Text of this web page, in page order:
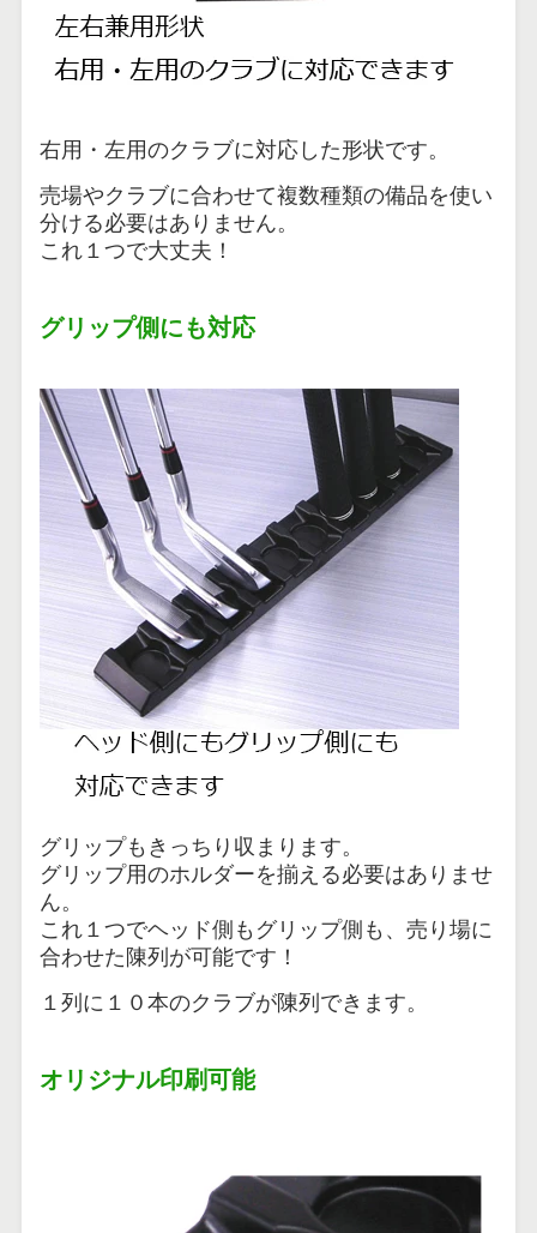
右用・左用のクラブに対応した形状です。
売場やクラブに合わせて複数種類の備品を使い
分ける必要はありません。
これ１つで大丈夫！
グリップ側にも対応
グリップもきっちり収まります。
グリップ用のホルダーを揃える必要はありませ
ん。
これ１つでヘッド側もグリップ側も、売り場に
合わせた陳列が可能です！
１列に１０本のクラブが陳列できます。
オリジナル印刷可能